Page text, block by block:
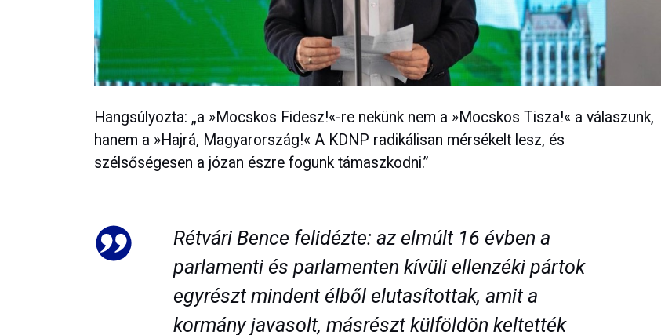
Hangsúlyozta: „a »Mocskos Fidesz!«-re nekünk nem a »Mocskos Tisza!« a válaszunk,
hanem a »Hajrá, Magyarország!« A KDNP radikálisan mérsékelt lesz, és
szélsőségesen a józan észre fogunk támaszkodni.”
Rétvári Bence felidézte: az elmúlt 16 évben a
parlamenti és parlamenten kívüli ellenzéki pártok
egyrészt mindent élből elutasítottak, amit a
kormány javasolt, másrészt külföldön keltették